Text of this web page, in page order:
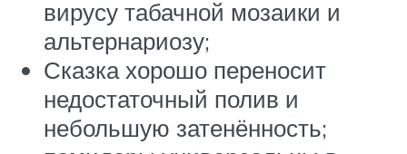
вирусу табачной мозаики и
альтернариозу;
Сказка хорошо переносит
недостаточный полив и
небольшую затенённость;